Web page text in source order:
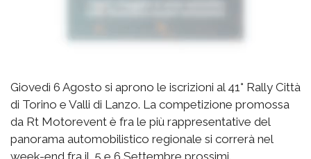
Giovedì 6 Agosto si aprono le iscrizioni al 41° Rally Città
di Torino e Valli di Lanzo. La competizione promossa
da Rt Motorevent è fra le più rappresentative del
panorama automobilistico regionale si correrà nel
week-end fra il 5 e 6 Settembre prossimi.